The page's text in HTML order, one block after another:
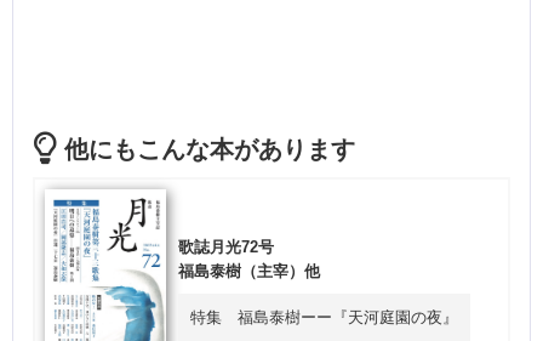
他にもこんな本があります
歌誌月光72号
福島泰樹（主宰）他
特集 福島泰樹ーー『天河庭園の夜』